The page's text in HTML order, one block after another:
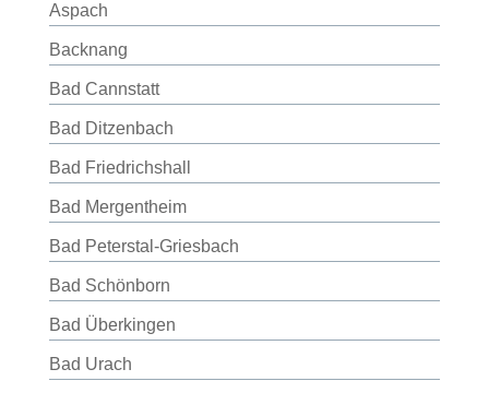
Aspach
Backnang
Bad Cannstatt
Bad Ditzenbach
Bad Friedrichshall
Bad Mergentheim
Bad Peterstal-Griesbach
Bad Schönborn
Bad Überkingen
Bad Urach